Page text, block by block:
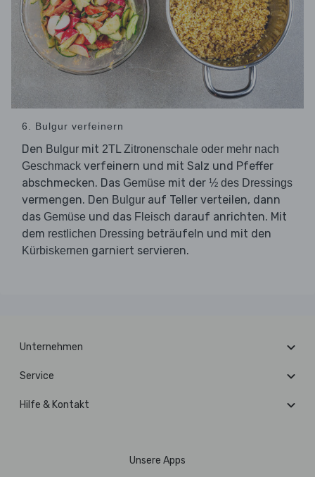
6. Bulgur verfeinern
Den Bulgur mit 2TL Zitronenschale oder mehr nach
Geschmack verfeinern und mit Salz und Pfeffer
abschmecken. Das Gemüse mit der ½ des Dressings
vermengen. Den Bulgur auf Teller verteilen, dann
das Gemüse und das Fleisch darauf anrichten. Mit
dem restlichen Dressing beträufeln und mit den
Kürbiskernen garniert servieren.
Unternehmen
Service
Hilfe & Kontakt
Unsere Apps